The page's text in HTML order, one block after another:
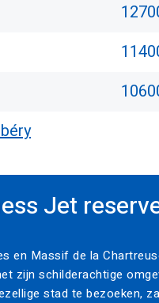
Jet
en Massif de la
zijn schilderachtige
stad te bezoeken,